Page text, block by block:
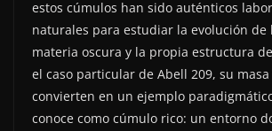
estos cúmulos han sido auténticos
naturales para estudiar la evolución de
materia oscura y la propia estructura
el caso particular de Abell 209, su
convierten en un ejemplo
conoce como cúmulo rico: un entorno